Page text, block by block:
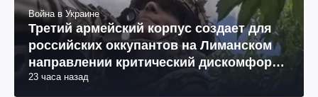
Война в Украине
Третий армейский корпус создает для
российских оккупантов на Лиманском
направлении критический дискомфорт:
как это удалось
23 часа назад